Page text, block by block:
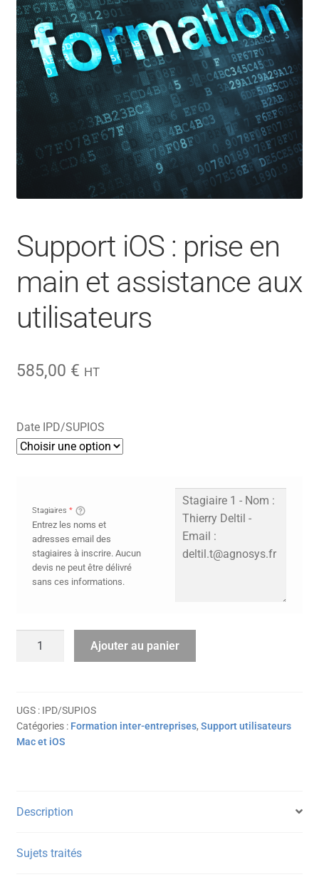
CONTACT
FACEBOOK
YOUTUBE
Support iOS : prise en
main et assistance aux
utilisateurs
585,00 € HT
Date IPD/SUPIOS
Stagiaires*
Entrez les noms et
adresses email des
stagiaires à inscrire. Aucun
devis ne peut être délivré
sans ces informations.
quantité
:
prise
en
aux
Ajouter au panier
UGS : IPD/SUPIOS
Catégories : Formation inter-entreprises, Support utilisateurs
Mac et iOS
Description
Sujets traités